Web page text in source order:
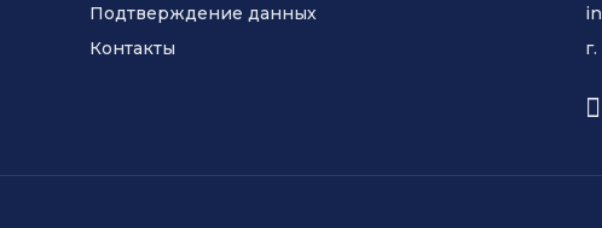
Подтверждение данных
Контакты